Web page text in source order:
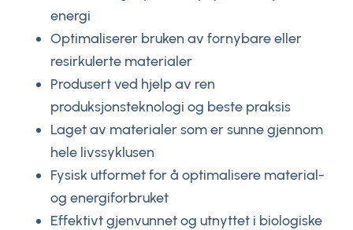
energi
Optimaliserer bruken av fornybare eller
resirkulerte materialer
Produsert ved hjelp av ren
produksjonsteknologi og beste praksis
Laget av materialer som er sunne gjennom
hele livssyklusen
Fysisk utformet for å optimalisere material-
og energiforbruket
Effektivt gjenvunnet og utnyttet i biologiske